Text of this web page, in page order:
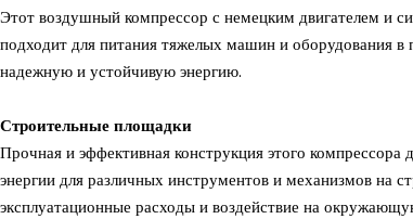
Этот воздушный компрессор с немецким двигателем и
подходит для питания тяжелых машин и оборудования
надежную и устойчивую энергию.
Строительные площадки
Прочная и эффективная конструкция этого компрессора
энергии для различных инструментов и механизмов на
эксплуатационные расходы и воздействие на